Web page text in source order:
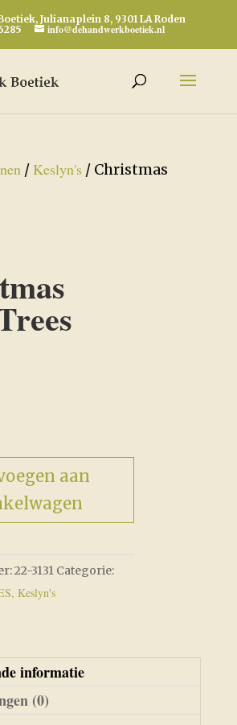
Julianaplein 8, 9301 LA Roden
info@dehandwerkboetiek.nl
/ Keslyn's / Christmas
aan
22-3131 Categorie:
Keslyn's
informatie
(0)